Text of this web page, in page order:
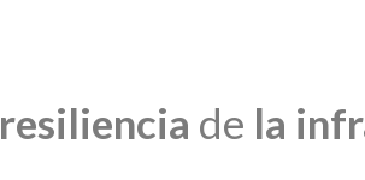
resiliencia de la